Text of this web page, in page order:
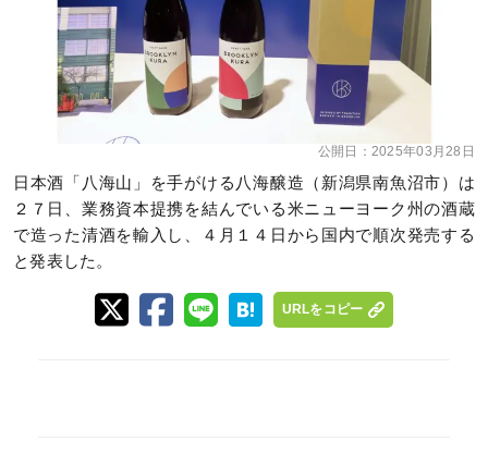
公開日： 2025年03月28日
日本酒「八海山」を手がける八海醸造（新潟県南魚沼市）は
２７日、業務資本提携を結んでいる米ニューヨーク州の酒蔵
で造った清酒を輸入し、４月１４日から国内で順次発売する
と発表した。
URLをコピー